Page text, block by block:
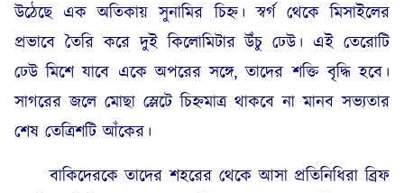
উঠেছে এক অতিকায় সুনামির চিহ্ন। স্বর্গ থেকে মিসাইলের
প্রভাবে তৈরি করে দুই কিলোমিটার উঁচু ঢেউ। এই তেরোটি
ঢেউ মিশে যাবে একে অপরের সঙ্গে, তাদের শক্তি বৃদ্ধি হবে।
সাগরের জলে মোছা স্লেটে চিহ্নমাত্র থাকবে না মানব সভ্যতার
শেষ তেত্রিশটি আঁকের।
বাকিদেরকে তাদের শহরের থেকে আসা প্রতিনিধিরা ব্রিফ